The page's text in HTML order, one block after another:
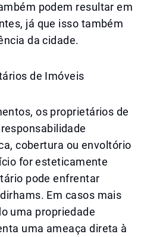
podem resultar em
já que isso também
da cidade.
de Imóveis
os proprietários de
cobertura ou envoltório
for esteticamente
pode enfrentar
Em casos mais
uma propriedade
uma ameaça direta à